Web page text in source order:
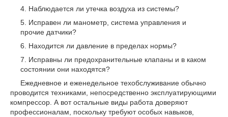
Наблюдается ли утечка воздуха из системы?
Исправен ли манометр, система управления и
прочие датчики?
Находится ли давление в пределах нормы?
Исправны ли предохранительные клапаны и в каком
состоянии они находятся?
Ежедневное и еженедельное техобслуживание обычно
проводится техниками, непосредственно эксплуатирующими
компрессор. А вот остальные виды работа доверяют
профессионалам, поскольку требуют особых навыков,